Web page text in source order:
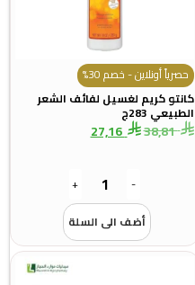
حصرياً أونلاين - خصم 30%
كانتو كريم لغسيل لفائف الشعر
الطبيعي 283ج
38,81
27,16
-
+
أضف الى السلة